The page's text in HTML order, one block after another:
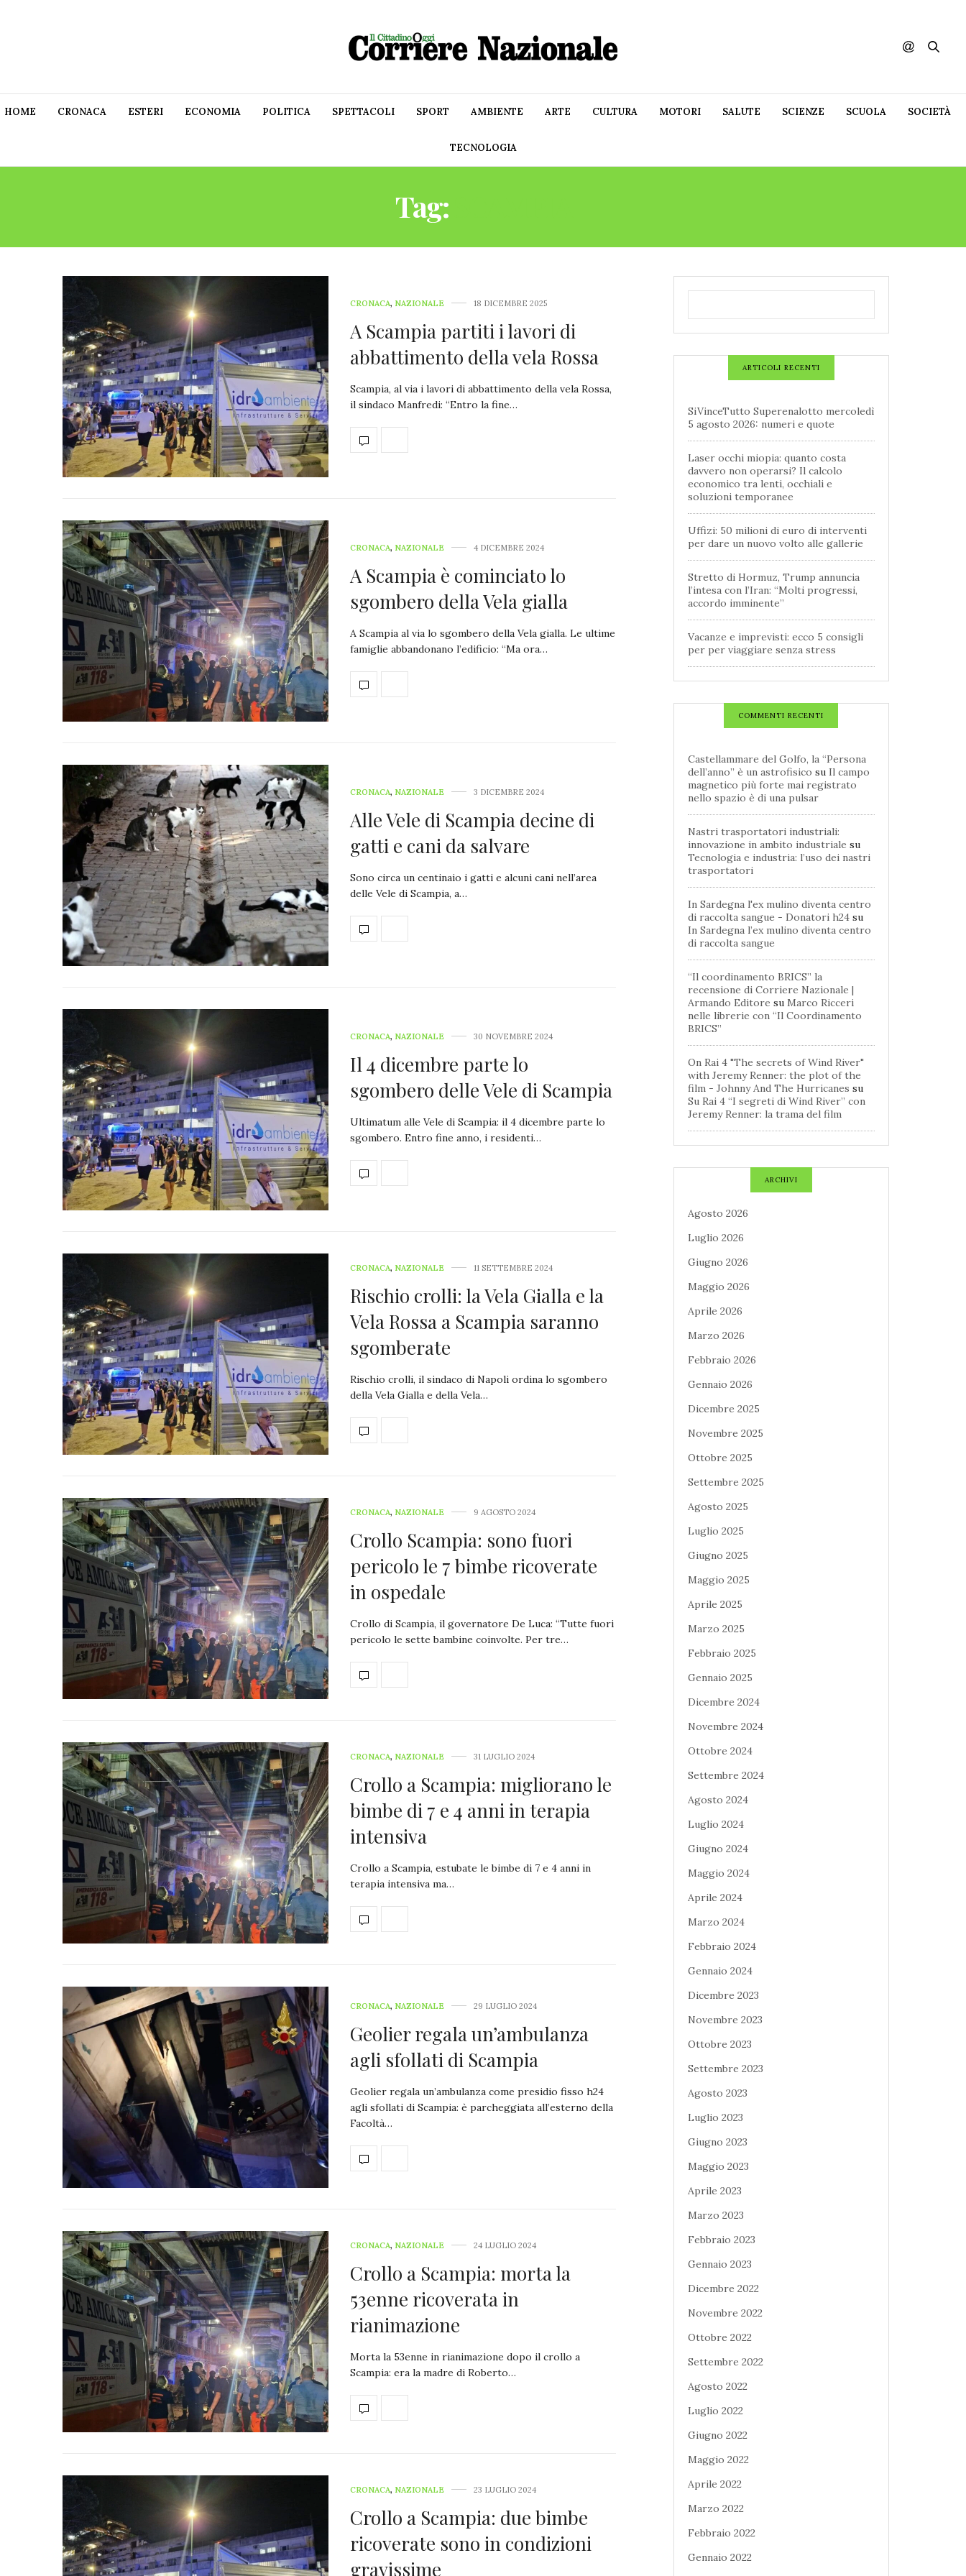
HOME CRONACA ESTERI ECONOMIA POLITICA SPETTACOLI SPORT AMBIENTE ARTE CULTURA MOTORI SALUTE SCIENZE SCUOLA SOCIETÀ
TECNOLOGIA
Tag:
CRONACA, NAZIONALE 18 DICEMBRE 2025
A Scampia partiti i lavori di
abbattimento della vela Rossa
Scampia, al via i lavori di abbattimento della vela Rossa,
il sindaco Manfredi: “Entro la fine…
CRONACA, NAZIONALE 4 DICEMBRE 2024
A Scampia è cominciato lo
sgombero della Vela gialla
A Scampia al via lo sgombero della Vela gialla. Le ultime
famiglie abbandonano l’edificio: “Ma ora…
CRONACA, NAZIONALE 3 DICEMBRE 2024
Alle Vele di Scampia decine di
gatti e cani da salvare
Sono circa un centinaio i gatti e alcuni cani nell’area
delle Vele di Scampia, a…
CRONACA, NAZIONALE 30 NOVEMBRE 2024
Il 4 dicembre parte lo
sgombero delle Vele di Scampia
Ultimatum alle Vele di Scampia: il 4 dicembre parte lo
sgombero. Entro fine anno, i residenti…
CRONACA, NAZIONALE 11 SETTEMBRE 2024
Rischio crolli: la Vela Gialla e la
Vela Rossa a Scampia saranno
sgomberate
Rischio crolli, il sindaco di Napoli ordina lo sgombero
della Vela Gialla e della Vela…
CRONACA, NAZIONALE 9 AGOSTO 2024
Crollo Scampia: sono fuori
pericolo le 7 bimbe ricoverate
in ospedale
Crollo di Scampia, il governatore De Luca: “Tutte fuori
pericolo le sette bambine coinvolte. Per tre…
CRONACA, NAZIONALE 31 LUGLIO 2024
Crollo a Scampia: migliorano le
bimbe di 7 e 4 anni in terapia
intensiva
Crollo a Scampia, estubate le bimbe di 7 e 4 anni in
terapia intensiva ma…
CRONACA, NAZIONALE 29 LUGLIO 2024
Geolier regala un’ambulanza
agli sfollati di Scampia
Geolier regala un’ambulanza come presidio fisso h24
agli sfollati di Scampia: è parcheggiata all’esterno della
Facoltà…
CRONACA, NAZIONALE 24 LUGLIO 2024
Crollo a Scampia: morta la
53enne ricoverata in
rianimazione
Morta la 53enne in rianimazione dopo il crollo a
Scampia: era la madre di Roberto…
CRONACA, NAZIONALE 23 LUGLIO 2024
Crollo a Scampia: due bimbe
ricoverate sono in condizioni
gravissime
ARTICOLI RECENTI
SiVinceTutto Superenalotto mercoledì
5 agosto 2026: numeri e quote
Laser occhi miopia: quanto costa
davvero non operarsi? Il calcolo
economico tra lenti, occhiali e
soluzioni temporanee
Uffizi: 50 milioni di euro di interventi
per dare un nuovo volto alle gallerie
Stretto di Hormuz, Trump annuncia
l’intesa con l’Iran: “Molti progressi,
accordo imminente”
Vacanze e imprevisti: ecco 5 consigli
per per viaggiare senza stress
COMMENTI RECENTI
Castellammare del Golfo, la “Persona
dell’anno” è un astrofisico su Il campo
magnetico più forte mai registrato
nello spazio è di una pulsar
Nastri trasportatori industriali:
innovazione in ambito industriale su
Tecnologia e industria: l’uso dei nastri
trasportatori
In Sardegna l'ex mulino diventa centro
di raccolta sangue - Donatori h24 su
In Sardegna l’ex mulino diventa centro
di raccolta sangue
“Il coordinamento BRICS” la
recensione di Corriere Nazionale |
Armando Editore su Marco Ricceri
nelle librerie con “Il Coordinamento
BRICS”
On Rai 4 "The secrets of Wind River"
with Jeremy Renner: the plot of the
film - Johnny And The Hurricanes su
Su Rai 4 “I segreti di Wind River” con
Jeremy Renner: la trama del film
ARCHIVI
Agosto 2026
Luglio 2026
Giugno 2026
Maggio 2026
Aprile 2026
Marzo 2026
Febbraio 2026
Gennaio 2026
Dicembre 2025
Novembre 2025
Ottobre 2025
Settembre 2025
Agosto 2025
Luglio 2025
Giugno 2025
Maggio 2025
Aprile 2025
Marzo 2025
Febbraio 2025
Gennaio 2025
Dicembre 2024
Novembre 2024
Ottobre 2024
Settembre 2024
Agosto 2024
Luglio 2024
Giugno 2024
Maggio 2024
Aprile 2024
Marzo 2024
Febbraio 2024
Gennaio 2024
Dicembre 2023
Novembre 2023
Ottobre 2023
Settembre 2023
Agosto 2023
Luglio 2023
Giugno 2023
Maggio 2023
Aprile 2023
Marzo 2023
Febbraio 2023
Gennaio 2023
Dicembre 2022
Novembre 2022
Ottobre 2022
Settembre 2022
Agosto 2022
Luglio 2022
Giugno 2022
Maggio 2022
Aprile 2022
Marzo 2022
Febbraio 2022
Gennaio 2022